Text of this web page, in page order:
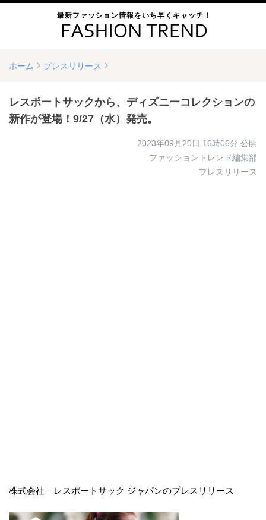
最新ファッション情報をいち早くキャッチ！
ホーム プレスリリース
レスポートサックから、ディズニーコレクションの
新作が登場！9/27（水）発売。
2023年09月20日 16時06分 公開
ファッショントレンド編集部
プレスリリース
株式会社 レスポートサック ジャパンのプレスリリース